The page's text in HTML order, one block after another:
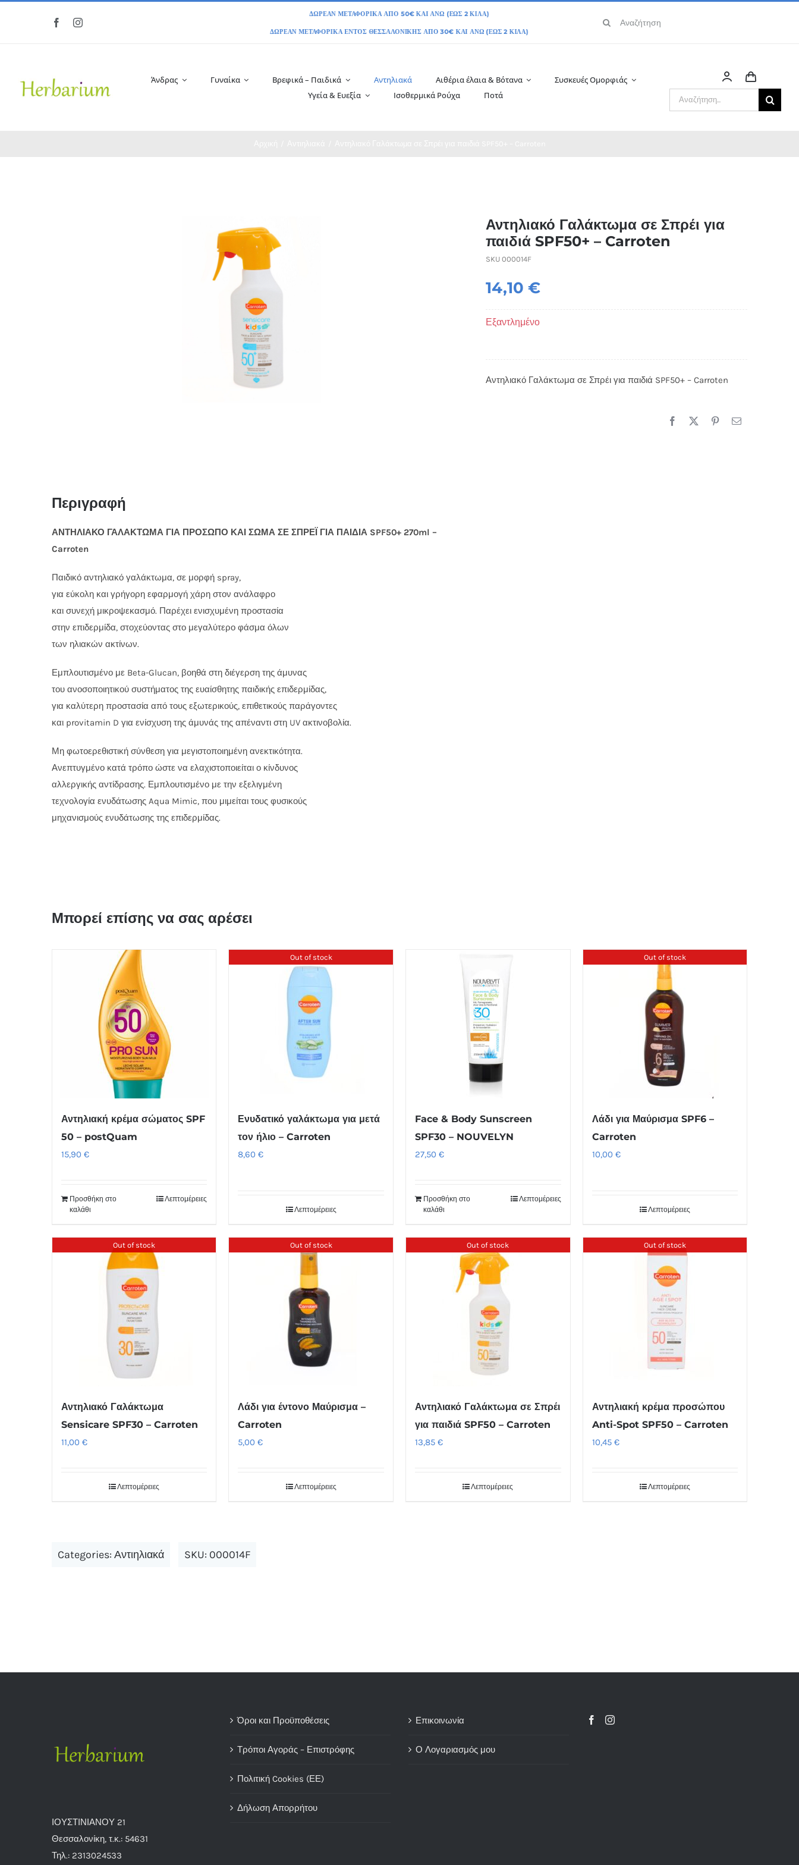
Αναζήτηση
Άνδρας Γυναίκα Βρεφικά – Παιδικά Αντηλιακά Αιθέρια έλαια & Βότανα
Συσκευές Ομορφιάς
Υγεία & Ευεξία
Ισοθερμικά Ρούχα Ποτά
Αναζήτηση
για:
Αντηλιακό Γαλάκτωμα σε Σπρέι για
παιδιά SPF50+ – Carroten
SKU000014F
14,10€
Εξαντλημένο
Αντηλιακό Γαλάκτωμα σε Σπρέι για παιδιά SPF50+ – Carroten
Περιγραφή
ΑΝΤΗΛΙΑΚΟ ΓΑΛΑΚΤΩΜΑ ΓΙΑ ΠΡΟΣΩΠΟ ΚΑΙ ΣΩΜΑ ΣΕ ΣΠΡΕΪ ΓΙΑ ΠΑΙΔΙΑ SPF50+ 270ml –
Carroten
Παιδικό αντηλιακό γαλάκτωμα, σε μορφή spray,
για εύκολη και γρήγορη εφαρμογή χάρη στον ανάλαφρο
και συνεχή μικροψεκασμό. Παρέχει ενισχυμένη προστασία
στην επιδερμίδα, στοχεύοντας στο μεγαλύτερο φάσμα όλων
των ηλιακών ακτίνων.
Εμπλουτισμένο με Beta-Glucan, βοηθά στη διέγερση της άμυνας
του ανοσοποιητικού συστήματος της ευαίσθητης παιδικής επιδερμίδας,
για καλύτερη προστασία από τους εξωτερικούς, επιθετικούς παράγοντες
και provitamin D για ενίσχυση της άμυνάς της απέναντι στη UV ακτινοβολία.
Μη φωτοερεθιστική σύνθεση για μεγιστοποιημένη ανεκτικότητα.
Ανεπτυγμένο κατά τρόπο ώστε να ελαχιστοποιείται ο κίνδυνος
αλλεργικής αντίδρασης. Εμπλουτισμένο με την εξελιγμένη
τεχνολογία ενυδάτωσης Aqua Mimic, που μιμείται τους φυσικούς
μηχανισμούς ενυδάτωσης της επιδερμίδας.
Μπορεί επίσης να σας αρέσει
Αντηλιακή κρέμα σώματος SPF
50 – postQuam
15,90 €
Προσθήκη στο
καλάθι
Λεπτομέρειες
Out of stock
Ενυδατικό γαλάκτωμα για μετά
τον ήλιο – Carroten
8,60€
Λεπτομέρειες
Face & Body Sunscreen
SPF30 – NOUVELYN
27,50 €
Προσθήκη στο
καλάθι
Λεπτομέρειες
Out of stock
Λάδι για Μαύρισμα SPF6 –
Carroten
10,00 €
Λεπτομέρειες
Out of stock
Αντηλιακό Γαλάκτωμα
Sensicare SPF30 – Carroten
11,00 €
Λεπτομέρειες
Out of stock
Λάδι για έντονο Μαύρισμα –
Carroten
5,00€
Λεπτομέρειες
Out of stock
Αντηλιακό Γαλάκτωμα σε Σπρέι
για παιδιά SPF50 – Carroten
13,85 €
Λεπτομέρειες
Out of stock
Αντηλιακή κρέμα προσώπου
Anti-Spot SPF50 – Carroten
10,45 €
Λεπτομέρειες
Categories: Αντιηλιακά SKU: 000014F
ΙΟΥΣΤΙΝΙΑΝΟΥ 21
Θεσσαλονίκη, τ.κ.: 54631
Τηλ.: 2313024533
Όροι και Προϋποθέσεις
Τρόποι Αγοράς – Επιστρόφης
Πολιτική Cookies (ΕΕ)
Δήλωση Απορρήτου
Επικοινωνία
Ο Λογαριασμός μου